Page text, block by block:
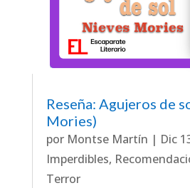
Reseña: Agujeros de
Mories)
por Montse Martín | Dic
Imperdibles,
Terror